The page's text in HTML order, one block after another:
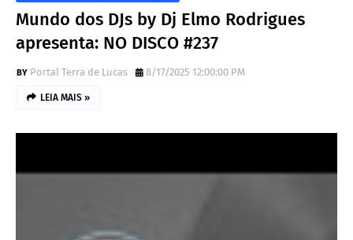
Mundo dos DJs by Dj Elmo Rodrigues
apresenta: NO DISCO #237
Portal Terra de Lucas 8/17/2025 12:00:00 PM
LEIA MAIS »